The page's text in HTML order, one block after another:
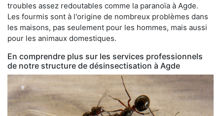
troubles assez redoutables comme la paranoïa à Agde.
Les fourmis sont à l'origine de nombreux problèmes dans
les maisons, pas seulement pour les hommes, mais aussi
pour les animaux domestiques.
En comprendre plus sur les services professionnels
de notre structure de désinsectisation à Agde